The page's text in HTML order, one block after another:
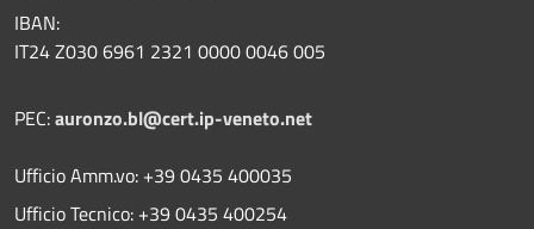
IBAN:
IT24 Z030 6961 2321 0000 0046 005
PEC:auronzo.bl@cert.ip-veneto.net
Ufficio Amm.vo: +39 0435 400035
Ufficio Tecnico: +39 0435 400254